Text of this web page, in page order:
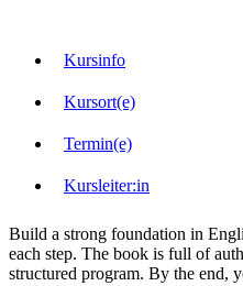
Kursinfo
Kursort(e)
Termin(e)
Kursleiter:in
Build a strong foundation in
each step. The book is full of
structured program. By the end,